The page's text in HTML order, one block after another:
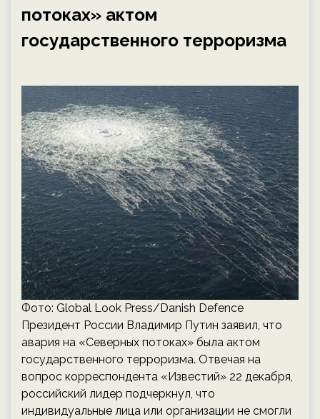
потоках» актом
государственного терроризма
Фото: Global Look Press/Danish Defence
Президент России Владимир Путин заявил, что
авария на «Северных потоках» была актом
государственного терроризма. Отвечая на
вопрос корреспондента «Известий» 22 декабря,
российский лидер подчеркнул, что
индивидуальные лица или организации не смогли